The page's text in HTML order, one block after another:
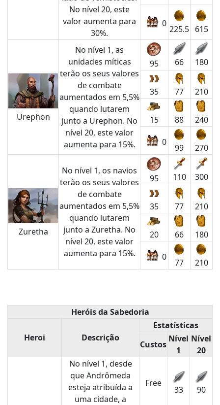
No nível 20, este
valor aumenta para
30%.
0
225.5 615
Urephon
No nível 1, as
unidades míticas
terão os seus valores
de combate
aumentados em 5,5%
quando lutarem
junto a Urephon. No
nível 20, este valor
aumenta para 15%.
95 66 180
35 77 210
15 88 240
0
99 270
Zuretha
No nível 1, os navios
terão os seus valores
de combate
aumentados em 5,5%
quando lutarem
junto a Zuretha. No
nível 20, este valor
aumenta para 15%.
95 110 300
35 77 210
20 66 180
0
77 210
Heróis da Sabedoria
Heroi Descrição
Estatísticas
Custos
Nível
1
Nível
20
No nível 1, desde
que Andrômeda
esteja atribuída a
uma cidade, a
Free
33 90